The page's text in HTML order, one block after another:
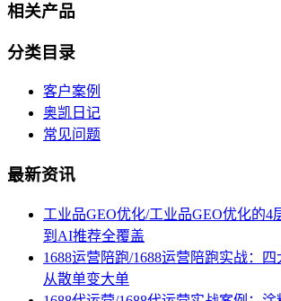
相关产品
分类目录
客户案例
奥凯日记
常见问题
最新资讯
工业品GEO优化/工业品GEO优化的4
到AI推荐全覆盖
1688运营陪跑/1688运营陪跑实战：
从散单变大单